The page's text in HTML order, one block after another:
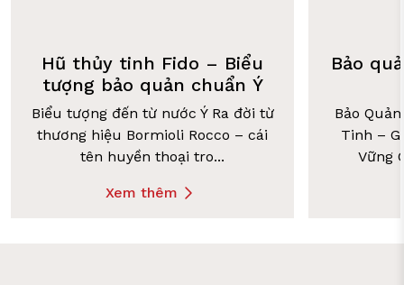
Hũ thủy tinh Fido – Biểu
tượng bảo quản chuẩn Ý
Biểu tượng đến từ nước Ý Ra đời từ
thương hiệu Bormioli Rocco – cái
tên huyền thoại tro...
Xem thêm
Bảo
Bảo
Tinh –
Vững